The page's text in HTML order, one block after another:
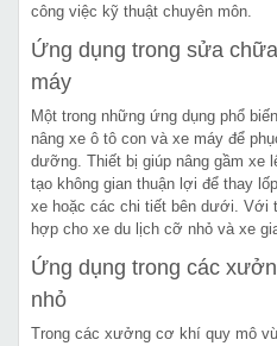
công việc kỹ thuật chuyên môn.
Ứng dụng trong sửa
máy
Một trong những ứng dụng phổ
nâng xe ô tô con và xe máy để
dưỡng. Thiết bị giúp nâng gầm xe
tạo không gian thuận lợi để thay
xe hoặc các chi tiết bên dưới. Với
hợp cho xe du lịch cỡ nhỏ và xe
Ứng dụng trong các
nhỏ
Trong các xưởng cơ khí quy mô